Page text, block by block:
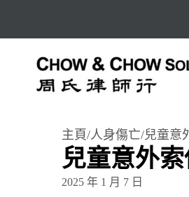
主頁/人身傷亡/兒童意
兒童意外索
2025 年 1 月 7 日